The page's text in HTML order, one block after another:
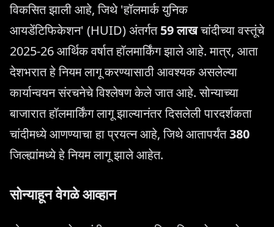
विकसित झाली आहे, जिथे 'हॉलमार्क युनिक
आयडेंटिफिकेशन' (HUID) अंतर्गत59 लाखचांदीच्या वस्तूंचे
2025-26 आर्थिक वर्षात हॉलमार्किंग झाले आहे. मात्र, आता
देशभरात हे नियम लागू करण्यासाठी आवश्यक असलेल्या
कार्यान्वयन संरचनेचे विश्लेषण केले जात आहे. सोन्याच्या
बाजारात हॉलमार्किंग लागू झाल्यानंतर दिसलेली पारदर्शकता
चांदीमध्ये आणण्याचा हा प्रयत्न आहे, जिथे आतापर्यंत380
जिल्ह्यांमध्ये हे नियम लागू झाले आहेत.
सोन्याहून वेगळे आव्हान